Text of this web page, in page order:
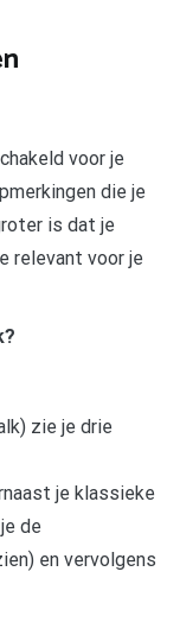
voor je
die je
is dat je
relevant voor je
zie je drie
je klassieke
de
en vervolgens